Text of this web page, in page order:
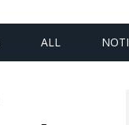
ALL